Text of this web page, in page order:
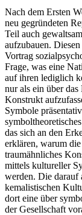
Nach dem Ersten
neu gegründeten
Teil auch
aufzubauen.
Vortrag
Frage, was eine
auf ihren lediglich
nur als ein über
Konstrukt
Symbole
das sich an den
erklären, warum
traumähnliches
mittels kultureller
werden. Die darauf
kemalistischen
dort eine über
der Gesellschaft